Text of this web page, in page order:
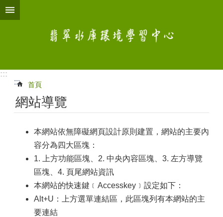
跳到主要內容區塊
:::
:::
首頁
網站導覽
本網站依無障礙網頁設計原則建置，網站的主要內
容分為四大區塊：
1. 上方功能區塊、2. 中央內容區塊、3. 左方導覽
區塊、4. 頁尾網站資訊
本網站的快速鍵﹝Accesskey﹞設定如下：
Alt+U：上方選單連結區，此區塊列有本網站的主
要連結